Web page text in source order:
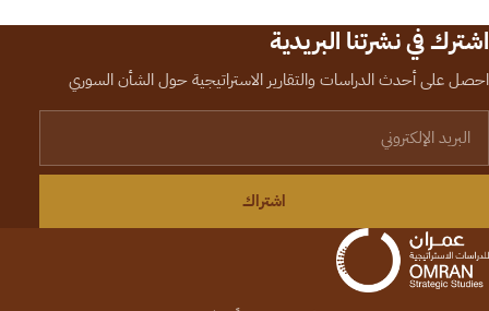
اشترك في نشرتنا البريدية
احصل على أحدث الدراسات والتقارير الاستراتيجية حول الشأن السوري
اشتراك